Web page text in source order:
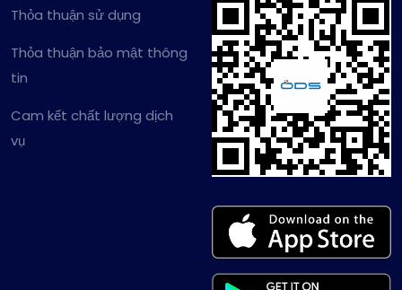
Thỏa thuận sử dụng
Thỏa thuận bảo mật thông
tin
Cam kết chất lượng dịch
vụ